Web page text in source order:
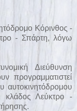
Κόρινθος -
- Σπάρτη, λόγω
Διεύθυνση
προγραμματιστεί
αυτοκινητόδρομου
κλάδος Λεύκτρο -